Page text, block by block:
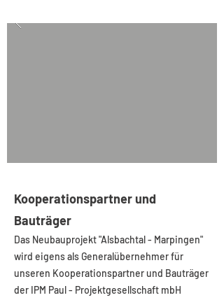
Kooperationspartner und
Bauträger
Das Neubauprojekt "Alsbachtal - Marpingen"
wird eigens als Generalübernehmer für
unseren Kooperationspartner und Bauträger
der IPM Paul - Projektgesellschaft mbH